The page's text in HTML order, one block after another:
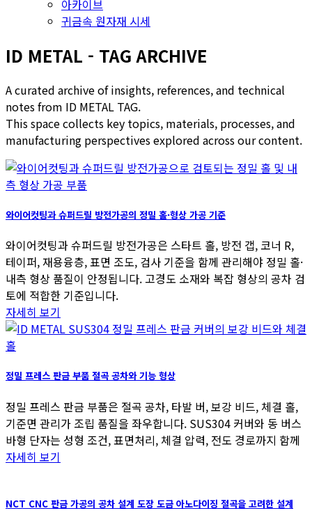
아카이브
귀금속 원자재 시세
ID METAL - TAG ARCHIVE
A curated archive of insights, references, and technical
notes from ID METAL TAG.
This space collects key topics, materials, processes, and
manufacturing perspectives explored across our content.
와이어컷팅과 슈퍼드릴 방전가공의 정밀 홀·형상 가공 기준
와이어컷팅과 슈퍼드릴 방전가공은 스타트 홀, 방전 갭, 코너 R,
테이퍼, 재용융층, 표면 조도, 검사 기준을 함께 관리해야 정밀 홀·
내측 형상 품질이 안정됩니다. 고경도 소재와 복잡 형상의 공차 검
토에 적합한 기준입니다.
자세히 보기
정밀 프레스 판금 부품 절곡 공차와 기능 형상
정밀 프레스 판금 부품은 절곡 공차, 타발 버, 보강 비드, 체결 홀,
기준면 관리가 조립 품질을 좌우합니다. SUS304 커버와 동 버스
바형 단자는 성형 조건, 표면처리, 체결 압력, 전도 경로까지 함께
자세히 보기
NCT CNC 판금 가공의 공차 설계 도장 도금 아노다이징 절곡을 고려한 설계